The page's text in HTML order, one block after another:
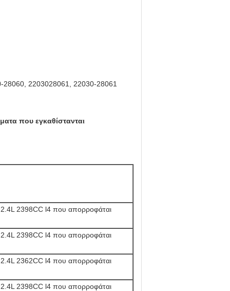
2203028061, 22030-28061
που εγκαθίστανται
2398CC l4 που απορροφάται
2398CC l4 που απορροφάται
2362CC l4 που απορροφάται
2398CC l4 που απορροφάται